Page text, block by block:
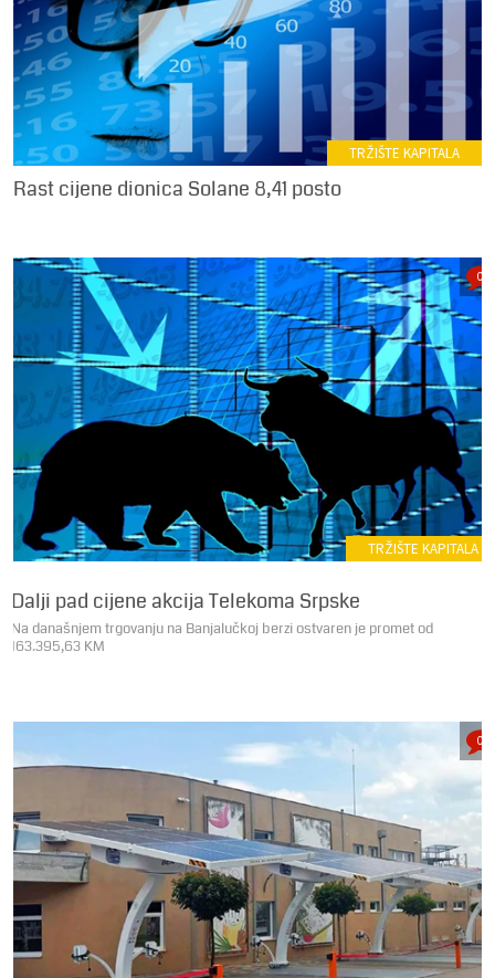
TRŽIŠTE KAPITALA
Rast cijene dionica Solane 8,41 posto
TRŽIŠTE KAPITALA
Dalji pad cijene akcija Telekoma Srpske
Na današnjem trgovanju na Banjalučkoj berzi ostvaren je promet od
163.395,63 KM
0
0